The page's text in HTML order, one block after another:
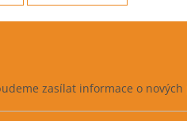
zasílat informace o